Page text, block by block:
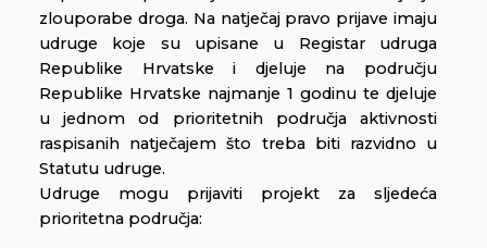
zlouporabe droga. Na natječaj pravo prijave imaju
udruge koje su upisane u Registar udruga
Republike Hrvatske i djeluje na području
Republike Hrvatske najmanje 1 godinu te djeluje
u jednom od prioritetnih područja aktivnosti
raspisanih natječajem što treba biti razvidno u
Statutu udruge.
Udruge mogu prijaviti projekt za sljedeća
prioritetna područja: